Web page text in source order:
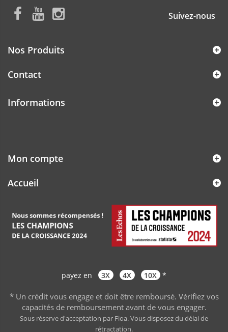
Suivez-nous
Nos Produits
Contact
Informations
Mon compte
Accueil
payez en 3X 4X 10X *
* Un crédit vous engage et doit être remboursé. Vérifiez vos
capacités de remboursement avant de vous engager.
Sous réserve d'acceptation par Floa. Vous disposez du délai de
rétractation.